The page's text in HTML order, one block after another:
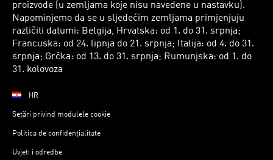
proizvode (u zemljama koje nisu navedene u nastavku).
Napominjemo da se u sljedećim zemljama primjenjuju
različiti datumi: Belgija, Hrvatska: od 1. do 31. srpnja;
Francuska: od 24. lipnja do 21. srpnja; Italija: od 4. do 31.
srpnja; Grčka: od 13. do 31. srpnja; Rumunjska: od 1. do
31. kolovoza
HR
Setări privind modulele cookie
Politica de confidențialitate
Uvjeti i odredbe